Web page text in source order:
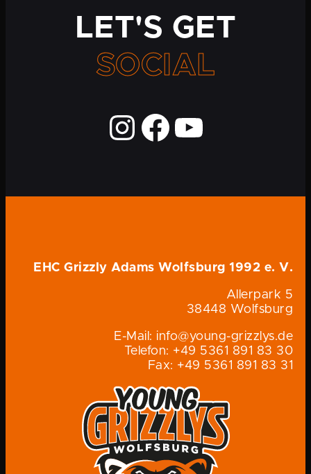
LET'S GET
SOCIAL
EHC Grizzly Adams Wolfsburg 1992 e. V.
Allerpark 5
38448 Wolfsburg
E-Mail: info@young-grizzlys.de
Telefon: +49 5361 891 83 30
Fax: +49 5361 891 83 31